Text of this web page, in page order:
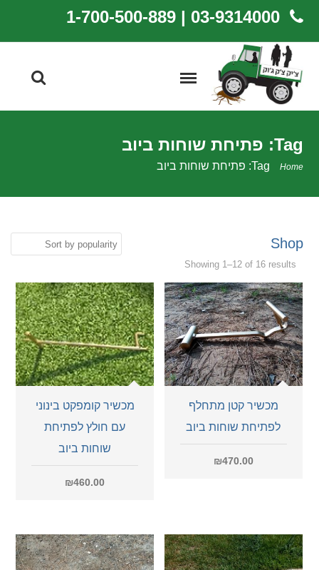
03-9314000 | 1-700-500-889
Tag: פתיחת שוחות ביוב
Home
Shop
Showing 1–12 of 16 results
מכשיר קומפקט בינוני
עם חולץ לפתיחת
שוחות ביוב
₪460.00
מכשיר קטן מתחלף
לפתיחת שוחות ביוב
₪470.00